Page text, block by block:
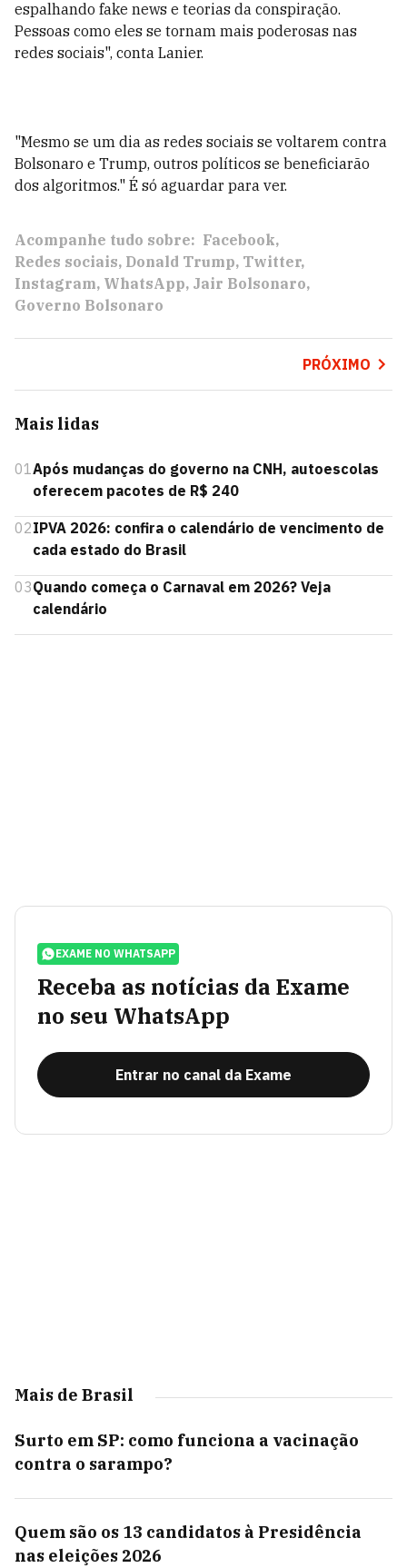
espalhando fake news e teorias da conspiração.
Pessoas como eles se tornam mais poderosas nas
redes sociais", conta Lanier.
"Mesmo se um dia as redes sociais se voltarem contra
Bolsonaro e Trump, outros políticos se beneficiarão
dos algoritmos." É só aguardar para ver.
Acompanhe tudo sobre: Facebook
Redes sociais Donald Trump Twitter
Instagram WhatsApp Jair Bolsonaro
Governo Bolsonaro
PRÓXIMO
Mais lidas
01Após mudanças do governo na CNH, autoescolas
oferecem pacotes de R$ 240
02IPVA 2026: confira o calendário de vencimento de
cada estado do Brasil
03Quando começa o Carnaval em 2026? Veja
calendário
EXAME NO WHATSAPP
Receba as notícias da Exame
no seu WhatsApp
Entrar no canal da Exame
Mais de Brasil
Surto em SP: como funciona a vacinação
contra o sarampo?
Quem são os 13 candidatos à Presidência
nas eleições 2026